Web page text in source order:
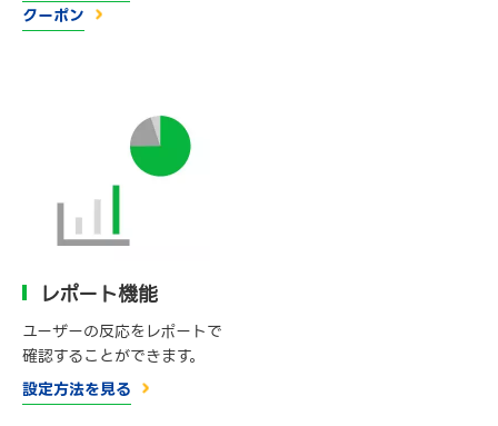
クーポン
レポート機能
ユーザーの反応をレポートで
確認することができます。
設定方法を見る